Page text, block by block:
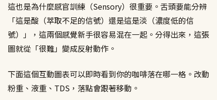
這也是為什麼感官訓練（Sensory）很重要。舌頭要能分辨
「這是酸（萃取不足的信號）還是這是淡（濃度低的信
號）」，這兩個感覺新手很容易混在一起。分得出來，這張
圖就從「很難」變成反射動作。
下面這個互動圖表可以即時看到你的咖啡落在哪一格。改動
粉重、液重、TDS，落點會跟著移動。